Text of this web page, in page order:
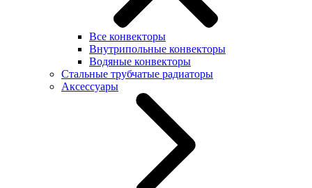
Все конвекторы
Внутрипольные конвекторы
Водяные конвекторы
Стальные трубчатые радиаторы
Аксессуары